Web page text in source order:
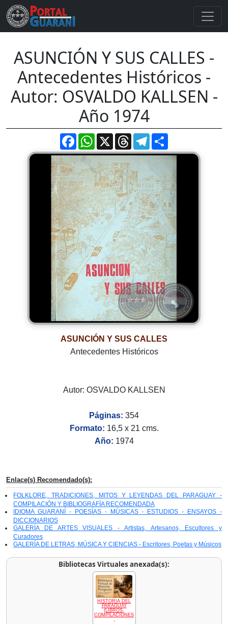
ASUNCIÓN Y SUS CALLES -
Antecedentes Históricos -
Autor: OSVALDO KALLSEN -
Año 1974
FacebookWhatsApp
X ThreadsTelegram
ASUNCIÓN Y SUS CALLES
Antecedentes Históricos
Autor: OSVALDO KALLSEN
Páginas: 354
Formato: 16,5 x 21 cms.
Año: 1974
Enlace(s) Recomendado(s):
FOLKLORE, TRADICIONES, MITOS Y LEYENDAS DEL PARAGUAY -
COMPILACIÓN Y BIBLIOGRAFÍA RECOMENDADA
IDIOMA GUARANÍ - POESÍAS - MÚSICAS - ESTUDIOS - ENSAYOS -
DICCIONARIOS
GALERÍA DE ARTES VISUALES - Artistas, Artesanos, Escultores y
Curadores
GALERÍA DE LETRAS, MÚSICA Y CIENCIAS - Escritores, Poetas y Músicos
Bibliotecas Virtuales anexada(s):
HISTORIA DEL
PARAGUAY
(LIBROS,
COMPILACIONES